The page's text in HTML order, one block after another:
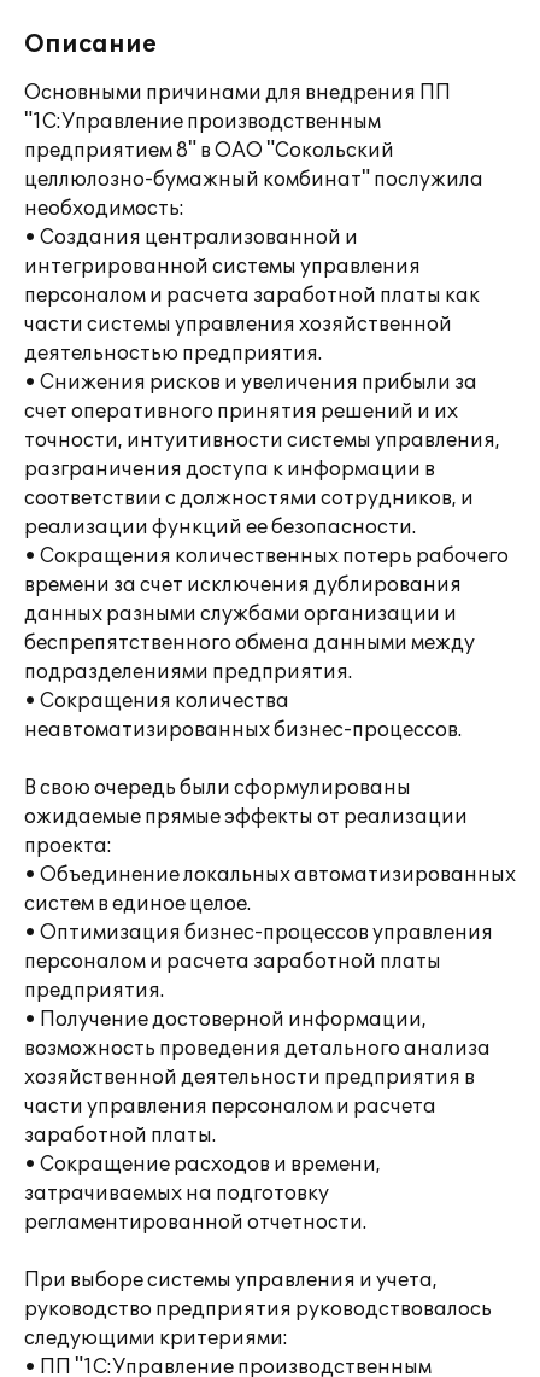
Описание
Основными причинами для внедрения ПП
"1С:Управление производственным
предприятием 8" в ОАО "Сокольский
целлюлозно-бумажный комбинат" послужила
необходимость:
• Создания централизованной и
интегрированной системы управления
персоналом и расчета заработной платы как
части системы управления хозяйственной
деятельностью предприятия.
• Снижения рисков и увеличения прибыли за
счет оперативного принятия решений и их
точности, интуитивности системы управления,
разграничения доступа к информации в
соответствии с должностями сотрудников, и
реализации функций ее безопасности.
• Сокращения количественных потерь рабочего
времени за счет исключения дублирования
данных разными службами организации и
беспрепятственного обмена данными между
подразделениями предприятия.
• Сокращения количества
неавтоматизированных бизнес-процессов.
В свою очередь были сформулированы
ожидаемые прямые эффекты от реализации
проекта:
• Объединение локальных автоматизированных
систем в единое целое.
• Оптимизация бизнес-процессов управления
персоналом и расчета заработной платы
предприятия.
• Получение достоверной информации,
возможность проведения детального анализа
хозяйственной деятельности предприятия в
части управления персоналом и расчета
заработной платы.
• Сокращение расходов и времени,
затрачиваемых на подготовку
регламентированной отчетности.
При выборе системы управления и учета,
руководство предприятия руководствовалось
следующими критериями:
• ПП "1С:Управление производственным